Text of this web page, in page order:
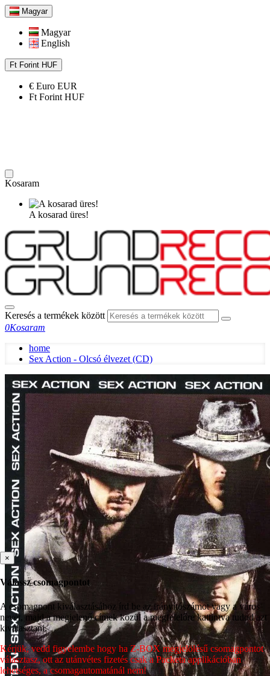
Magyar
Magyar
English
Ft Forint HUF
€ Euro EUR
Ft Forint HUF
Kosaram
A kosarad üres!
Keresés a termékek között
0Kosaram
home
Sex Action - Olcsó élvezet (CD)
×
Válassz csomagpontot
A csomagpont kiválasztásához írd be az irányítószámot vagy a város
nevét, majd a megjelenő címek közül a megfelelőre kattintva tudod azt
kiválasztani.
Kérjük, vedd figyelembe hogy ha Z-BOX megjelölésű csomagpontot
választasz, ott az utánvétes fizetés csak a Packeta applikációban
lehetséges, a csomagautomatánál nem!